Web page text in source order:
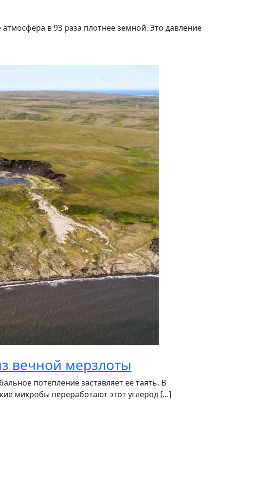
в 93 раза плотнее земной. Это давление
вечной мерзлоты
потепление заставляет её таять. В
микробы переработают этот углерод […]